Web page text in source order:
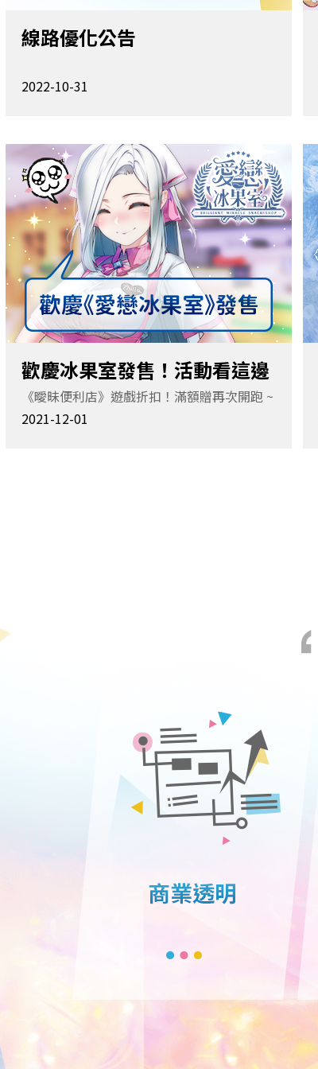
線路優化公告
2022-10-31
歡慶冰果室發售！活動看這邊
《曖昧便利店》遊戲折扣！滿額贈再次開跑 ~
2021-12-01